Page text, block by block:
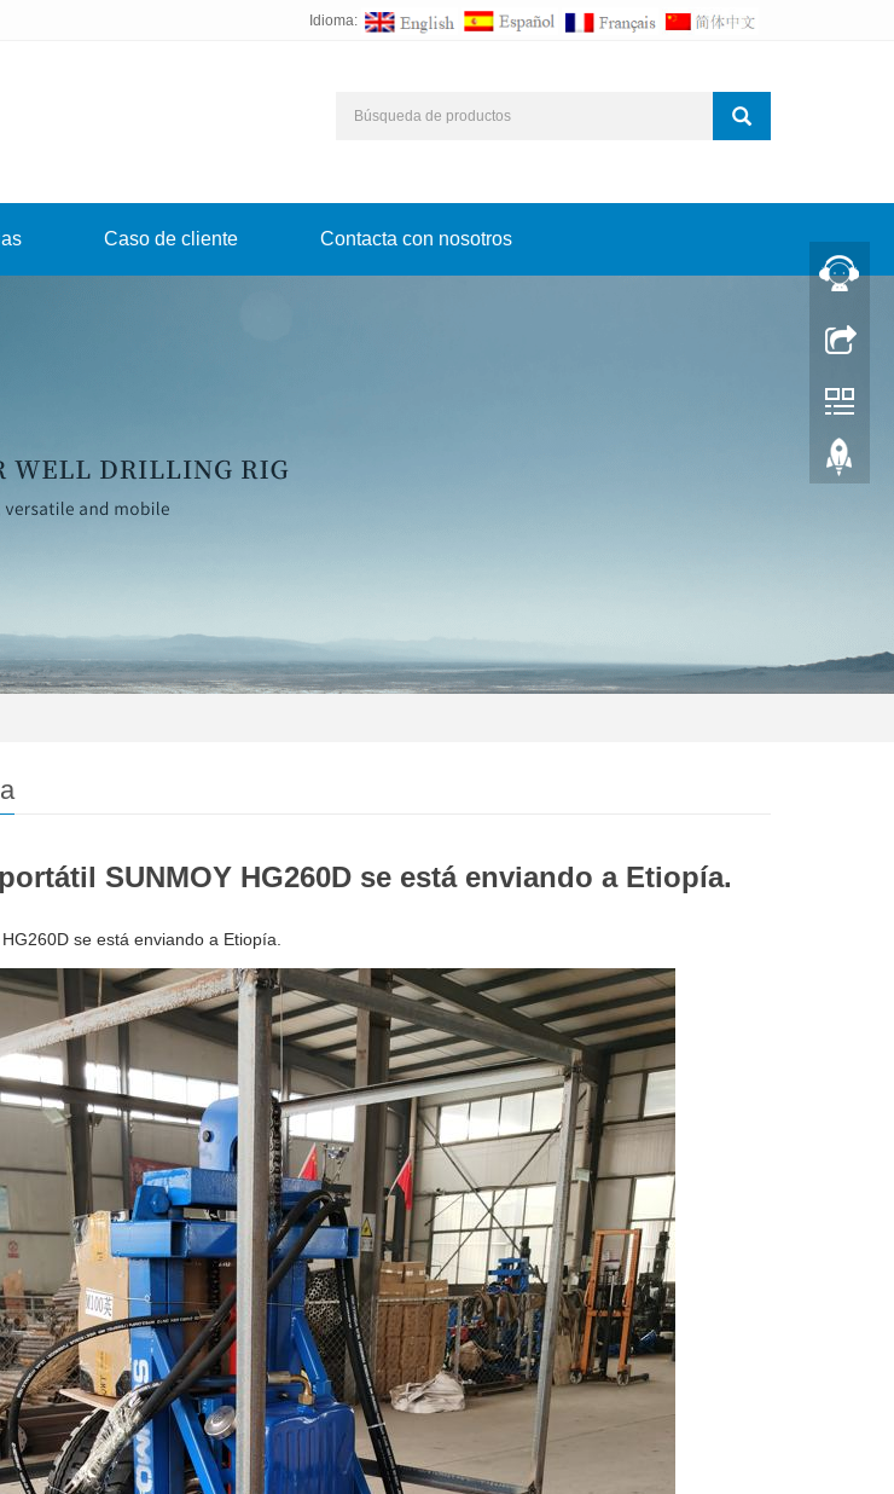
Idioma:
Caso de cliente Contacta con nosotros
SUNMOY HG260D se está enviando a Etiopía.
se está enviando a Etiopía.